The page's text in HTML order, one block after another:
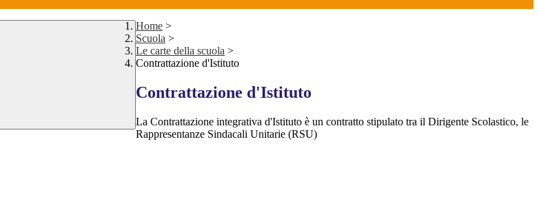
Home >
Scuola >
Le carte della scuola >
Contrattazione d'Istituto
Contrattazione d'Istituto
La Contrattazione integrativa d'Istituto è un contratto stipulato tra il Dirigente Scolastico, le
Rappresentanze Sindacali Unitarie (RSU)